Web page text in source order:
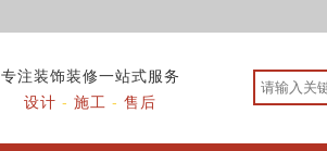
专注装饰装修一站式服务
设计 - 施工 - 售后